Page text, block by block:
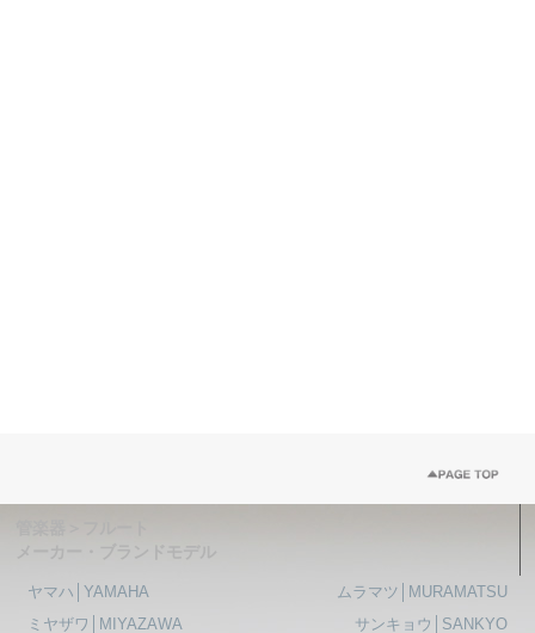
ヤマハ│YAMAHA
ムラマツ│MURAMATSU
ミヤザワ│MIYAZAWA
サンキョウ│SANKYO